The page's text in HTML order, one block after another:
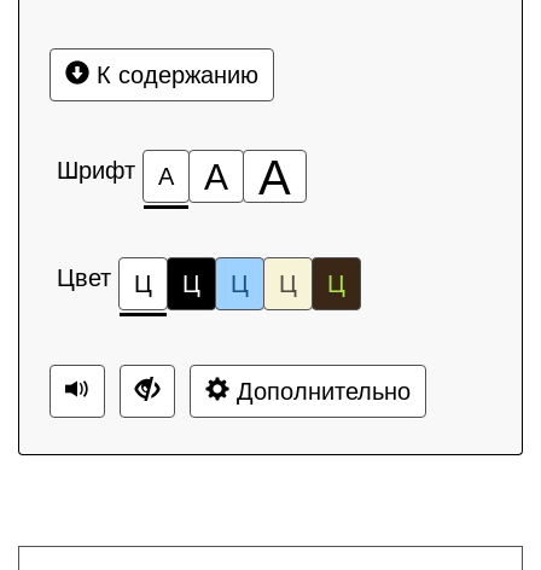
К содержанию
Шрифт А А А
Цвет Ц Ц Ц Ц Ц
Дополнительно